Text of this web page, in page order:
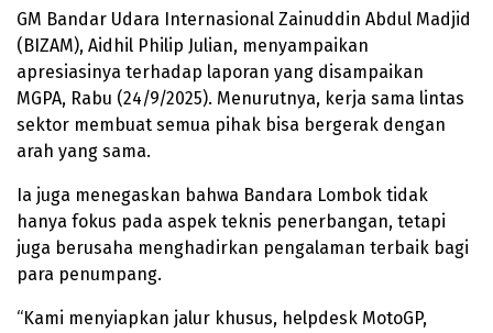
GM Bandar Udara Internasional Zainuddin Abdul Madjid
(BIZAM), Aidhil Philip Julian, menyampaikan
apresiasinya terhadap laporan yang disampaikan
MGPA, Rabu (24/9/2025). Menurutnya, kerja sama lintas
sektor membuat semua pihak bisa bergerak dengan
arah yang sama.
Ia juga menegaskan bahwa Bandara Lombok tidak
hanya fokus pada aspek teknis penerbangan, tetapi
juga berusaha menghadirkan pengalaman terbaik bagi
para penumpang.
“Kami menyiapkan jalur khusus, helpdesk MotoGP,